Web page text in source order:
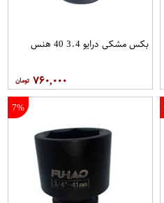
بکس مشکی درایو 3.4 40 هنس
۷۶۰,۰۰۰
7%